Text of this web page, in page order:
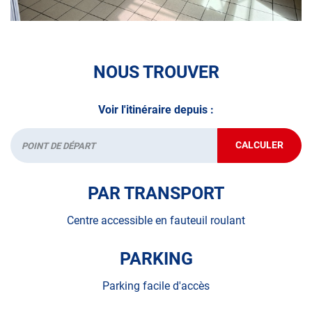
véhicule : Prenez RDV dans votrecentre de contrôle
NOUS TROUVER
Voir l'itinéraire depuis :
Départ CALCULER
JUSQU'AU
POINT
PAR TRANSPORT
Centre accessible en fauteuil roulant
PARKING
Parking facile d'accès